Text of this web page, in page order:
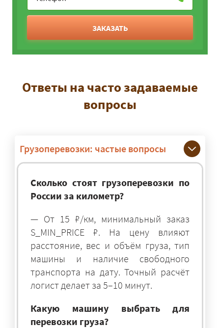
ЗАКАЗАТЬ
Ответы на часто задаваемые
вопросы
Грузоперевозки: частые вопросы
Сколько стоят грузоперевозки по
России за километр?
— От 15 ₽/км, минимальный заказ
S_MIN_PRICE ₽. На цену влияют
расстояние, вес и объём груза, тип
машины и наличие свободного
транспорта на дату. Точный расчёт
логист делает за 5–10 минут.
Какую машину выбрать для
перевозки груза?